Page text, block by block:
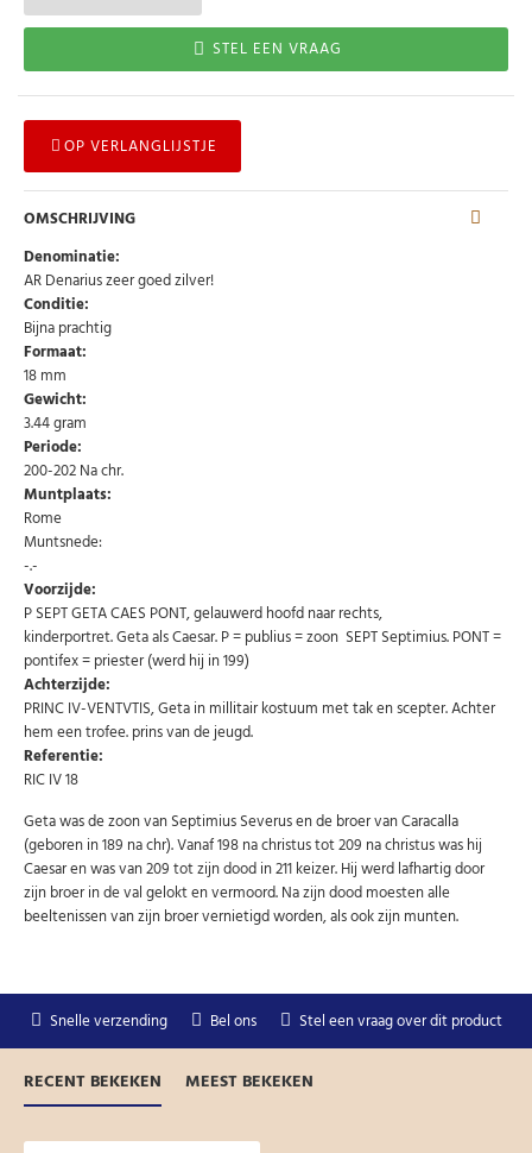
email
AANMELDEN
U kunt zich op elk moment weer afmelden via de nieuwsbrief.
Uw gegevens worden niet gedeeld met derden
STEL EEN VRAAG
OP VERLANGLIJSTJE
OMSCHRIJVING
Denominatie:
AR Denarius zeer goed zilver!
Conditie:
Bijna prachtig
Formaat:
18 mm
Gewicht:
3.44 gram
Periode:
200-202 Na chr.
Muntplaats:
Rome
Muntsnede:
-.-
Voorzijde:
P SEPT GETA CAES PONT, gelauwerd hoofd naar rechts,
kinderportret. Geta als Caesar. P = publius = zoon SEPT Septimius. PONT =
pontifex = priester (werd hij in 199)
Achterzijde:
PRINC IV-VENTVTIS, Geta in millitair kostuum met tak en scepter. Achter
hem een trofee. prins van de jeugd.
Referentie:
RIC IV 18
Geta was de zoon van Septimius Severus en de broer van Caracalla
(geboren in 189 na chr). Vanaf 198 na christus tot 209 na christus was hij
Caesar en was van 209 tot zijn dood in 211 keizer. Hij werd lafhartig door
zijn broer in de val gelokt en vermoord. Na zijn dood moesten alle
beeltenissen van zijn broer vernietigd worden, als ook zijn munten.
Snelle verzending Bel ons Stel een vraag over dit product
RECENT BEKEKEN MEEST BEKEKEN